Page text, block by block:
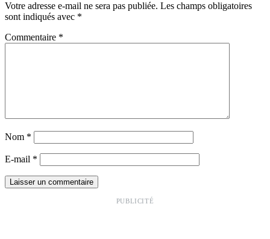
Votre adresse e-mail ne sera pas publiée. Les champs obligatoires
sont indiqués avec *
Commentaire *
Nom *
E-mail *
PUBLICITÉ